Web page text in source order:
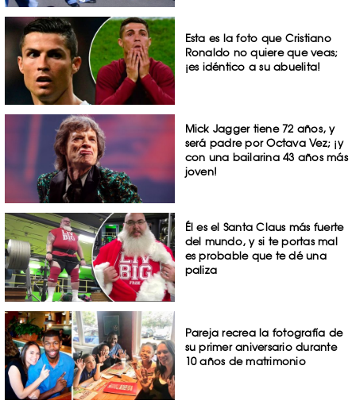
Esta es la foto que Cristiano
Ronaldo no quiere que veas;
¡es idéntico a su abuelita!
Mick Jagger tiene 72 años, y
será padre por Octava Vez; ¡y
con una bailarina 43 años más
joven!
Él es el Santa Claus más fuerte
del mundo, y si te portas mal
es probable que te dé una
paliza
Pareja recrea la fotografía de
su primer aniversario durante
10 años de matrimonio